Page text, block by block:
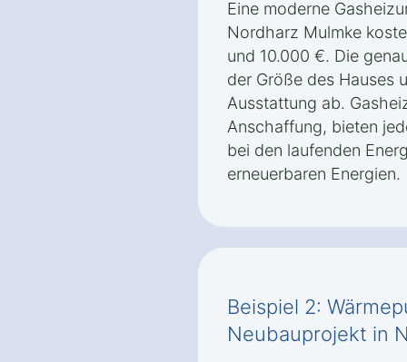
Eine moderne
Nordharz Mulmke
und 10.000 €. Die
der Größe des Hauses
Ausstattung ab.
Anschaffung, bieten
bei den laufenden
erneuerbaren Energien.
Beispiel 2:
Neubauprojekt in